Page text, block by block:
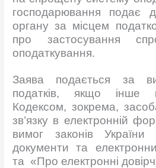
господарювання подає
органу за місцем
про застосування
оподаткування.
Заява подається за
податків, якщо інше
Кодексом, зокрема,
зв’язку в електронній
вимог законів України
документи та
та «Про електронні